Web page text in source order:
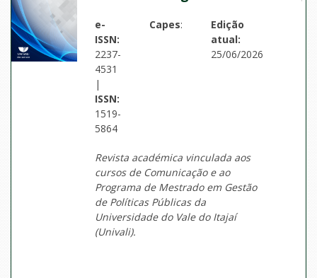
e-
ISSN:
2237-
4531
|
ISSN:
1519-
5864
Capes:
Edição
atual:
25/06/2026
Revista académica vinculada aos
cursos de Comunicação e ao
Programa de Mestrado em Gestão
de Políticas Públicas da
Universidade do Vale do Itajaí
(Univali).